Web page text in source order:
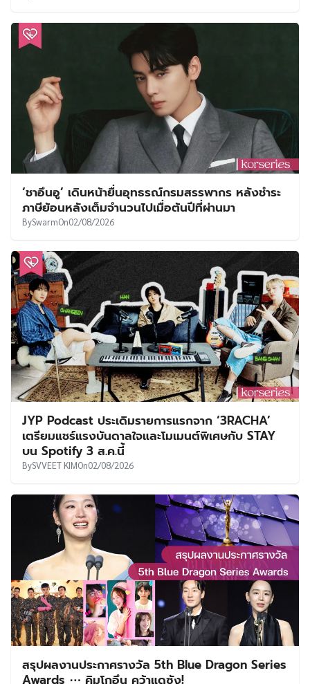
‘ชาอึนอู’ เดินหน้ายื่นอุทธรณ์กรมสรรพากร หลังชำระ
ภาษีย้อนหลังเต็มจำนวนไปเมื่อต้นปีที่ผ่านมา
BySwarmOn02/08/2026
JYP Podcast ประเดิมรายการแรกจาก ‘3RACHA’
เตรียมแชร์แรงบันดาลใจและโมเมนต์พิเศษกับ STAY
บน Spotify 3 ส.ค.นี้
BySVVEET KIMOn02/08/2026
สรุปผลงานประกาศรางวัล 5th Blue Dragon Series
Awards ⋯ คิมโกอึน คว้าแดซัง!